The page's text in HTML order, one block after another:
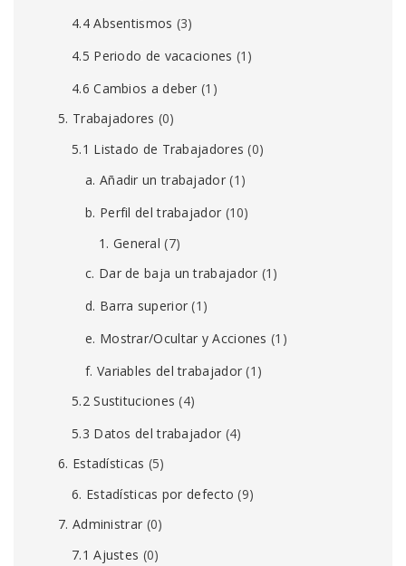
4.4 Absentismos (3)
4.5 Periodo de vacaciones (1)
4.6 Cambios a deber (1)
5. Trabajadores (0)
5.1 Listado de Trabajadores (0)
a. Añadir un trabajador(1)
b. Perfil del trabajador (10)
1. General (7)
c. Dar de baja un trabajador (1)
d. Barra superior (1)
e. Mostrar/Ocultar y Acciones (1)
f. Variables del trabajador (1)
5.2 Sustituciones (4)
5.3 Datos del trabajador (4)
6. Estadísticas (5)
6. Estadísticas por defecto (9)
7. Administrar (0)
7.1 Ajustes (0)